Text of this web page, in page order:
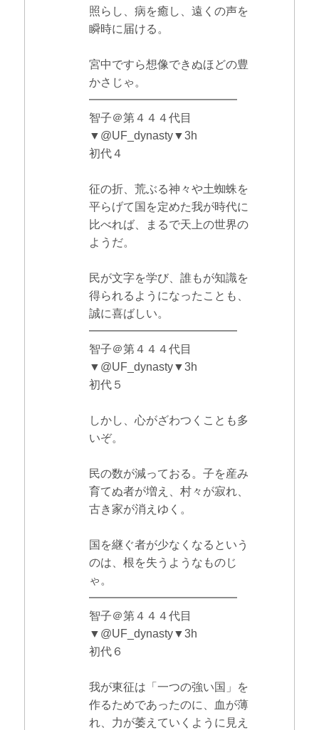
照らし、病を癒し、遠くの声を
瞬時に届ける。
宮中ですら想像できぬほどの豊
かさじゃ。
━━━━━━━━━━━━━
智子＠第４４４代目
▼@UF_dynasty▼3h
初代４
征の折、荒ぶる神々や土蜘蛛を
平らげて国を定めた我が時代に
比べれば、まるで天上の世界の
ようだ。
民が文字を学び、誰もが知識を
得られるようになったことも、
誠に喜ばしい。
━━━━━━━━━━━━━
智子＠第４４４代目
▼@UF_dynasty▼3h
初代５
しかし、心がざわつくことも多
いぞ。
民の数が減っておる。子を産み
育てぬ者が増え、村々が寂れ、
古き家が消えゆく。
国を継ぐ者が少なくなるという
のは、根を失うようなものじ
ゃ。
━━━━━━━━━━━━━
智子＠第４４４代目
▼@UF_dynasty▼3h
初代６
我が東征は「一つの強い国」を
作るためであったのに、血が薄
れ、力が萎えていくように見え